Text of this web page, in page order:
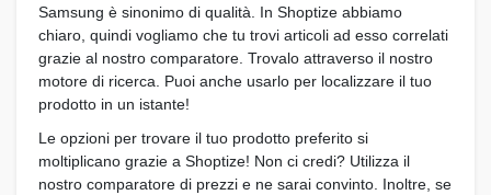
Samsung è sinonimo di qualità. In Shoptize abbiamo
chiaro, quindi vogliamo che tu trovi articoli ad esso correlati
grazie al nostro comparatore. Trovalo attraverso il nostro
motore di ricerca. Puoi anche usarlo per localizzare il tuo
prodotto in un istante!
Le opzioni per trovare il tuo prodotto preferito si
moltiplicano grazie a Shoptize! Non ci credi? Utilizza il
nostro comparatore di prezzi e ne sarai convinto. Inoltre, se